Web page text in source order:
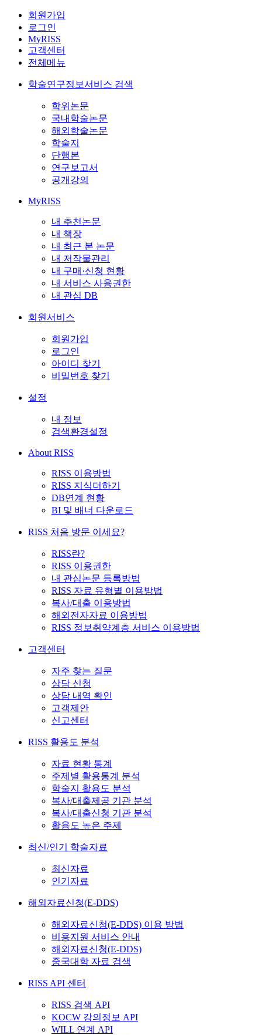
회원가입
로그인
MyRISS
고객센터
전체메뉴
학술연구정보서비스 검색
학위논문
국내학술논문
해외학술논문
학술지
단행본
연구보고서
공개강의
MyRISS
내 추천논문
내 책장
내 최근 본 논문
내 저작물관리
내 구매·신청 현황
내 서비스 사용권한
내 관심 DB
회원서비스
회원가입
로그인
아이디 찾기
비밀번호 찾기
설정
내 정보
검색환경설정
About RISS
RISS 이용방법
RISS 지식더하기
DB연계 현황
BI 및 배너 다운로드
RISS 처음 방문 이세요?
RISS란?
RISS 이용권한
내 관심논문 등록방법
RISS 자료 유형별 이용방법
복사/대출 이용방법
해외전자자료 이용방법
RISS 정보취약계층 서비스 이용방법
고객센터
자주 찾는 질문
상담 신청
상담 내역 확인
고객제안
신고센터
RISS 활용도 분석
자료 현황 통계
주제별 활용통계 분석
학술지 활용도 분석
복사/대출제공 기관 분석
복사/대출신청 기관 분석
활용도 높은 주제
최신/인기 학술자료
최신자료
인기자료
해외자료신청(E-DDS)
해외자료신청(E-DDS) 이용 방법
비용지원 서비스 안내
해외자료신청(E-DDS)
중국대학 자료 검색
RISS API 센터
RISS 검색 API
KOCW 강의정보 API
WILL 연계 API